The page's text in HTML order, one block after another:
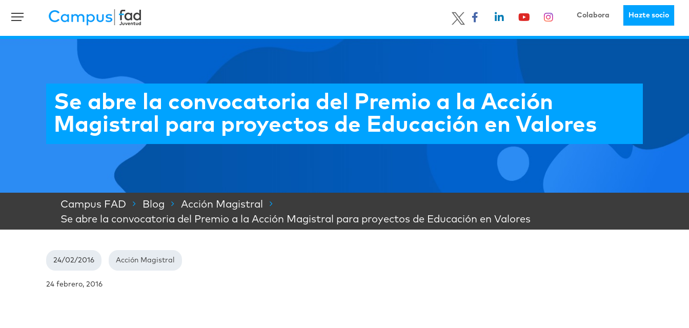
Colabora Hazte socio
Se abre la convocatoria del Premio a la Acción
Magistral para proyectos de Educación en Valores
Campus FAD Blog
Acción Magistral
Se abre la convocatoria del Premio a la Acción Magistral para proyectos de Educación en Valores
24/02/2016 Acción Magistral
24 febrero, 2016